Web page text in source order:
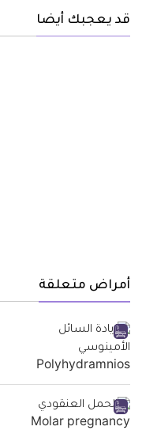
قد يعجبك أيضا
أمراض متعلقة